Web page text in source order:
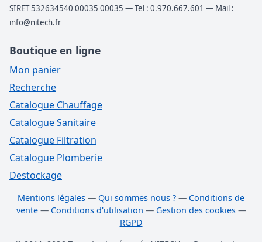
SIRET 532634540 00035 00035 — Tel : 0.970.667.601 — Mail :
info@nitech.fr
Boutique en ligne
Mon panier
Recherche
Catalogue Chauffage
Catalogue Sanitaire
Catalogue Filtration
Catalogue Plomberie
Destockage
Mentions légales — Qui sommes nous ? — Conditions de
vente— Conditions d'utilisation — Gestion des cookies—
RGPD